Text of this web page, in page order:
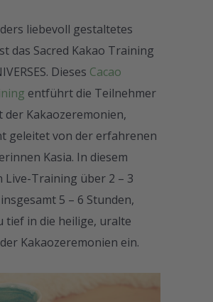
liebevoll gestaltetes
das Sacred Kakao Training
Dieses Cacao
entführt die Teilnehmer
der Kakaozeremonien,
geleitet von der erfahrenen
Kasia. In diesem
Live-Training über 2 – 3
5 – 6 Stunden,
tief in die heilige, uralte
Kakaozeremonien ein.